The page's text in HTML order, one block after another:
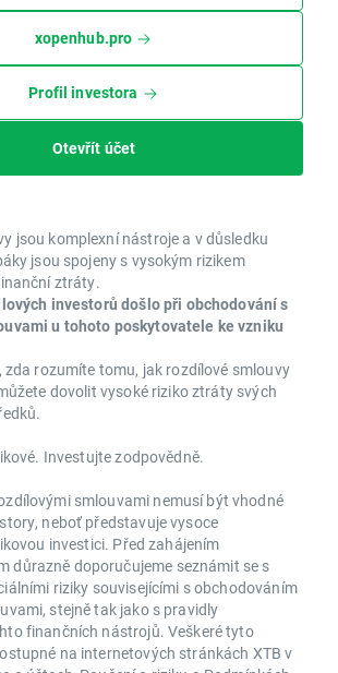
xopenhub.pro
Profil investora
Otevřít účet
jsou komplexní nástroje a v důsledku
jsou spojeny s vysokým rizikem
ztráty.
investorů došlo při obchodování s
u tohoto poskytovatele ke vzniku
zda rozumíte tomu, jak rozdílové smlouvy
dovolit vysoké riziko ztráty svých
Investujte zodpovědně.
smlouvami nemusí být vhodné
neboť představuje vysoce
investici. Před zahájením
důrazně doporučujeme seznámit se s
riziky souvisejícími s obchodováním
stejně tak jako s pravidly
finančních nástrojů. Veškeré tyto
na internetových stránkách XTB v